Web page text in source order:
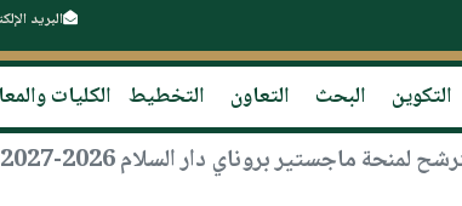
البريد
التكوين البحث التعاون التخطيط الكليات
ماجستير بروناي دار السلام 2026-2027